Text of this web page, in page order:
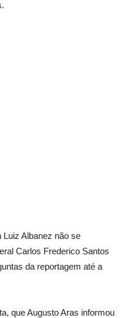
Luiz Albanez não se
Carlos Frederico Santos
da reportagem até a
que Augusto Aras informou